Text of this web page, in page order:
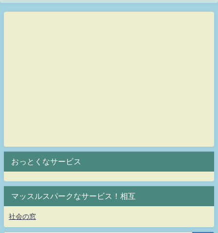
おっとくなサービス
マッスルスパークなサービス！相互
社会の窓